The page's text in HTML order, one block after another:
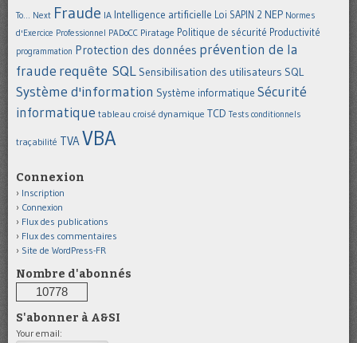
To... Next Fraude IA Intelligence artificielle Loi SAPIN 2 NEP Normes
d'Exercice Professionnel PADoCC Piratage Politique de sécurité Productivité
programmation Protection des données prévention de la
fraude requête SQL Sensibilisation des utilisateurs SQL
Système d'information Système informatique Sécurité
informatique tableau croisé dynamique TCD Tests conditionnels
traçabilité TVA VBA
Connexion
Inscription
Connexion
Flux des publications
Flux des commentaires
Site de WordPress-FR
Nombre d'abonnés
10778
S'abonner à A&SI
Your email: